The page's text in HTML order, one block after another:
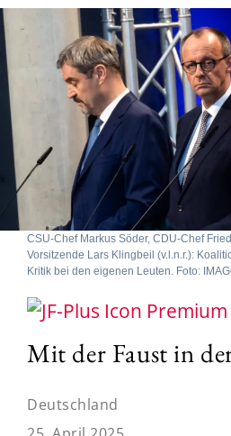
CSU-Chef Markus Söder, CDU-Chef
Vorsitzende Lars Klingbeil (v.l.n.r.):
Kritik bei den eigenen Leuten. Foto:
Mit der Faust in
Deutschland